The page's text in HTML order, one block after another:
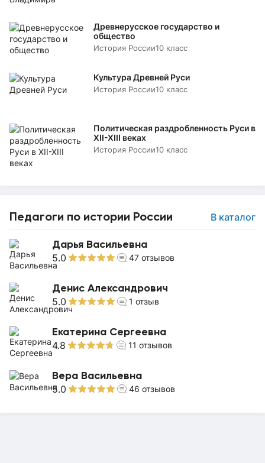
Древнерусское государство и
общество
История России10 класс
Культура Древней Руси
История России10 класс
Политическая раздробленность Руси в
XII-XIII веках
История России10 класс
Педагоги по истории России В каталог
Дарья Васильевна
5.0 47 отзывов
Денис Александрович
5.0 1 отзыв
Екатерина Сергеевна
4.8 11 отзывов
Вера Васильевна
5.0 46 отзывов